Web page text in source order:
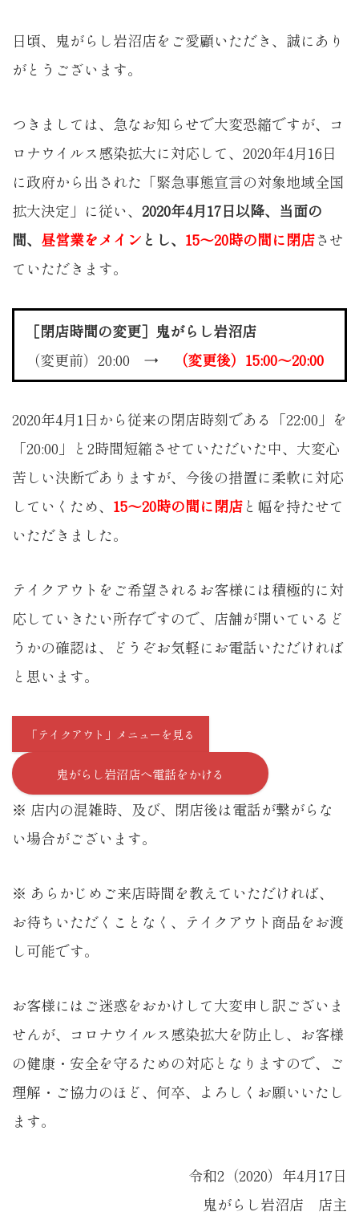
日頃、鬼がらし岩沼店をご愛顧いただき、誠にあり
がとうございます。
つきましては、急なお知らせで大変恐縮ですが、コ
ロナウイルス感染拡大に対応して、2020年4月16日
に政府から出された「緊急事態宣言の対象地域全国
拡大決定」に従い、 2020年4月17日以降、当面の
間、 昼営業をメイン とし、 15〜20時の間に閉店させ
ていただきます。
［閉店時間の変更］鬼がらし岩沼店
（変更前）20:00 →
（変更後）15:00〜20:00
2020年4月1日から従来の閉店時刻である「22:00」を
「20:00」と2時間短縮させていただいた中、大変心
苦しい決断でありますが、今後の措置に柔軟に対応
していくため、 15〜20時の間に閉店と幅を持たせて
いただきました。
テイクアウトをご希望されるお客様には積極的に対
応していきたい所存ですので、店舗が開いているど
うかの確認は、どうぞお気軽にお電話いただければ
と思います。
「テイクアウト」メニューを見る
鬼がらし岩沼店へ電話をかける
※ 店内の混雑時、及び、閉店後は電話が繋がらな
い場合がございます。
※ あらかじめご来店時間を教えていただければ、
お待ちいただくことなく、テイクアウト商品をお渡
し可能です。
お客様にはご迷惑をおかけして大変申し訳ございま
せんが、コロナウイルス感染拡大を防止し、お客様
の健康・安全を守るための対応となりますので、ご
理解・ご協力のほど、何卒、よろしくお願いいたし
ます。
令和2（2020）年4月17日
鬼がらし岩沼店 店主